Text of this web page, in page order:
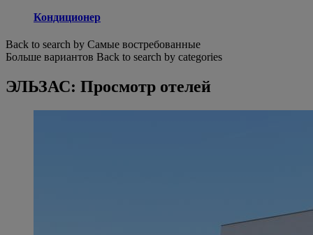
Кондиционер
Back to search by Самые востребованные
Больше вариантов Back to search by categories
ЭЛЬЗАС: Просмотр отелей